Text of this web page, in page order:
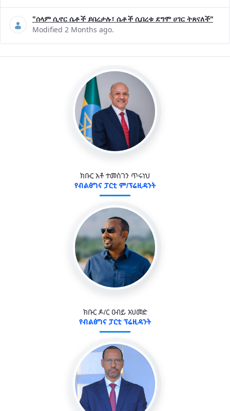
"ሰላም ሲኖር ሴቶች ይበረታሉ፣ ሴቶች ሲበረቱ ደግሞ ሀገር ትጸናለች"-
Modified 2 Months ago.
ክቡር አቶ ተመስገን ጥሩነህ
የብልፅግና ፓርቲ ም/ፕሬዚዳንት
ክቡር ዶ/ር ዐብይ አህመድ
የብልፅግና ፓርቲ ፕሬዚዳንት